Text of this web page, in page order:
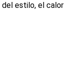
del estilo, el cal or